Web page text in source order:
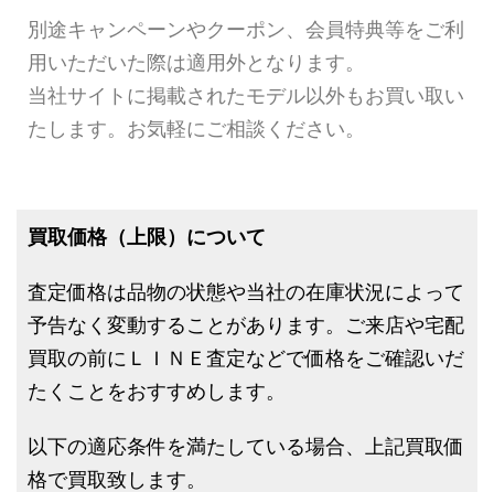
別途キャンペーンやクーポン、会員特典等をご利
用いただいた際は適用外となります。
当社サイトに掲載されたモデル以外もお買い取い
たします。お気軽にご相談ください。
買取価格（上限）について
査定価格は品物の状態や当社の在庫状況によって
予告なく変動することがあります。ご来店や宅配
買取の前にＬＩＮＥ査定などで価格をご確認いだ
たくことをおすすめします。
以下の適応条件を満たしている場合、上記買取価
格で買取致します。